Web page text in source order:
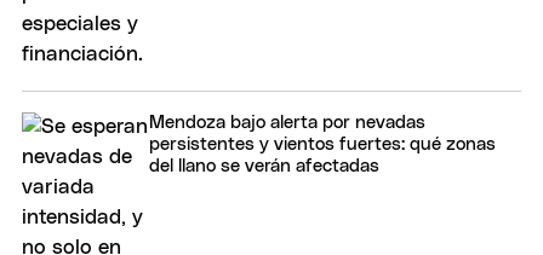
Mendoza bajo alerta por nevadas
persistentes y vientos fuertes: qué zonas
del llano se verán afectadas